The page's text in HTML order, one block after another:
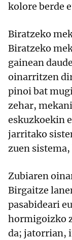
kolore berde
Biratzeko
Biratzeko
gainean
oinarritzen
pinoi bat
zehar,
eskuzkoekin
jarritako
zuen
Zubiaren
Birgaitze
pasabideari
hormigoizko
da; jatorrian,